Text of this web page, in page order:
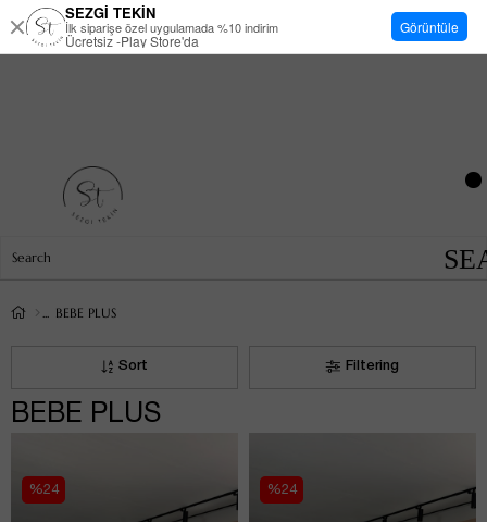
BEBE PLUS
Filtering
Sort
BEBE PLUS
%24 %24
SEZGİ TEKİN
İlk siparişe özel uygulamada %10 indirim
Ücretsiz -Play Store'da
Görüntüle